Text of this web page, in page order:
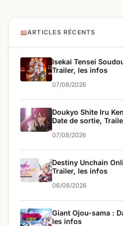
📖ARTICLES RÉCENTS
Isekai Tensei
Trailer, les infos
07/08/2026
Doukyo Shite Iru
Date de sortie,
07/08/2026
Destiny Unchain
Trailer, les infos
06/08/2026
Giant Ojou-sama :
les infos